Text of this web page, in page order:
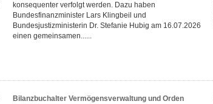
konsequenter verfolgt werden. Dazu haben
Bundesfinanzminister Lars Klingbeil und
Bundesjustizministerin Dr. Stefanie Hubig am 16.07.2026
einen gemeinsamen......
Bilanzbuchalter Vermögensverwaltung und Orden